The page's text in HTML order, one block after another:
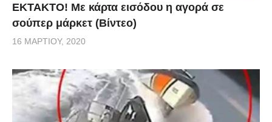
ΕΚΤΑΚΤΟ! Με κάρτα εισόδου η αγορά σε
σούπερ μάρκετ (Βίντεο)
16 ΜΑΡΤΊΟΥ, 2020